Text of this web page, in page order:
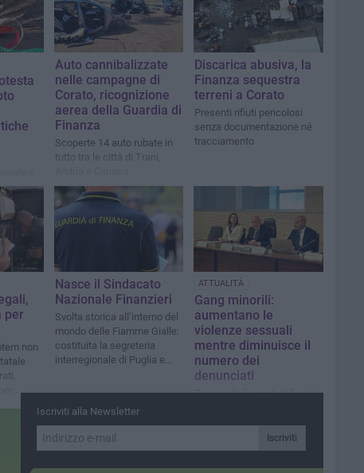
di CIA
con
Auto cannibalizzate
nelle campagne di
Corato, ricognizione
aerea della Guardia di
Finanza
Scoperte 14 auto rubate in
tutto tra le città di Trani,
Discarica abusiva, la
Finanza sequestra
terreni a Corato
Presenti rifiuti pericolosi
senza documentazione né
tracciamento
per
non
Nasce il Sindacato
Nazionale Finanzieri
Svolta storica all’interno del
mondo delle Fiamme Gialle:
costituita la segreteria
interregionale di Puglia e
ATTUALITÀ
Gang minorili:
aumentano le
violenze sessuali
mentre diminuisce il
numero dei
denunciati
Reso noto il report della
Iscriviti alla Newsletter
Iscriviti